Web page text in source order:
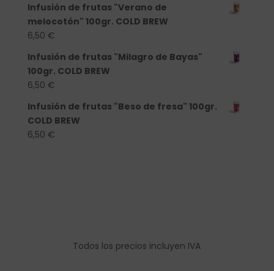
Infusión de frutas "Verano de
melocotón" 100gr. COLD BREW
6,50 €
Infusión de frutas "Milagro de Bayas"
100gr. COLD BREW
6,50 €
Infusión de frutas "Beso de fresa" 100gr.
COLD BREW
6,50 €
Todos los precios incluyen IVA